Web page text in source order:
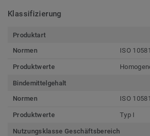
Klassifizierung
Produktart
Normen
ISO 10581
Produktwerte
Bindemittelgehalt
Normen
ISO 10581
Produktwerte Typ I
Nutzungsklasse Geschäftsbereich